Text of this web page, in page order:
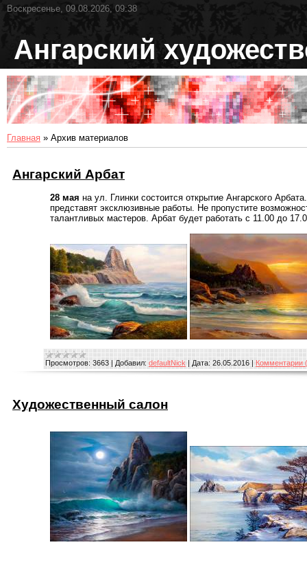
Воскресенье, 09.08.2026, 09:38
Ангарский
Главная » Архив материалов
Ангарский Арбат
28 мая на ул. Глинки состоится открытие Ангарского
представят эксклюзивные работы. Не пропустите
талантливых мастеров. Арбат будет работать с 11.00 до
Просмотров: 3663 | Добавил: defaultNick | Дата: 26.05.2016 | Комментарии
Художественный салон